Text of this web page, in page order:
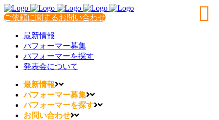
ご依頼に関するお問い合わせ
最新情報
パフォーマー募集
パフォーマーを探す
発表会について
最新情報
パフォーマー募集
パフォーマーを探す
お問い合わせ